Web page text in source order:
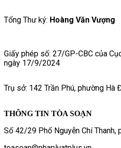
Tổng Thư ký: Hoàng Văn Vượng
Giấy phép số: 27/GP-CBC của
ngày 17/9/2024
Trụ sở: 142 Trần Phú, phường Hà
THÔNG TIN TÒA SOẠN
Số 42/29 Phố Nguyễn Chí Thanh,